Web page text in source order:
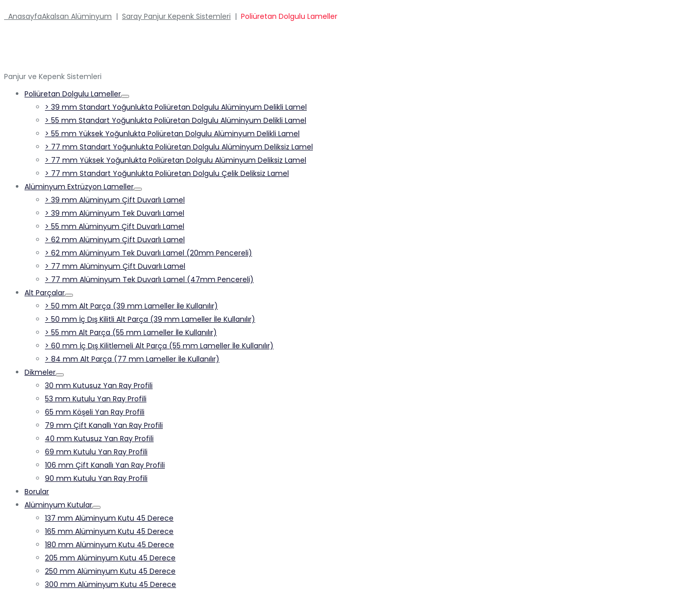
AnasayfaAkalsan Alüminyum | Saray Panjur Kepenk Sistemleri | Poliüretan Dolgulu Lameller
Panjur ve Kepenk Sistemleri
Poliüretan Dolgulu Lameller
> 39 mm Standart Yoğunlukta Poliüretan Dolgulu Alüminyum Delikli Lamel
> 55 mm Standart Yoğunlukta Poliüretan Dolgulu Alüminyum Delikli Lamel
> 55 mm Yüksek Yoğunlukta Poliüretan Dolgulu Alüminyum Delikli Lamel
> 77 mm Standart Yoğunlukta Poliüretan Dolgulu Alüminyum Deliksiz Lamel
> 77 mm Yüksek Yoğunlukta Poliüretan Dolgulu Alüminyum Deliksiz Lamel
> 77 mm Standart Yoğunlukta Poliüretan Dolgulu Çelik Deliksiz Lamel
Alüminyum Extrüzyon Lameller
> 39 mm Alüminyum Çift Duvarlı Lamel
> 39 mm Alüminyum Tek Duvarlı Lamel
> 55 mm Alüminyum Çift Duvarlı Lamel
> 62 mm Alüminyum Çift Duvarlı Lamel
> 62 mm Alüminyum Tek Duvarlı Lamel (20mm Pencereli)
> 77 mm Alüminyum Çift Duvarlı Lamel
> 77 mm Alüminyum Tek Duvarlı Lamel (47mm Pencereli)
Alt Parçalar
> 50 mm Alt Parça (39 mm Lameller İle Kullanılır)
> 50 mm İç Dış Kilitli Alt Parça (39 mm Lameller İle Kullanılır)
> 55 mm Alt Parça (55 mm Lameller İle Kullanılır)
> 60 mm İç Dış Kilitlemeli Alt Parça (55 mm Lameller İle Kullanılır)
> 84 mm Alt Parça (77 mm Lameller İle Kullanılır)
Dikmeler
30 mm Kutusuz Yan Ray Profili
53 mm Kutulu Yan Ray Profili
65 mm Köşeli Yan Ray Profili
79 mm Çift Kanallı Yan Ray Profili
40 mm Kutusuz Yan Ray Profili
69 mm Kutulu Yan Ray Profili
106 mm Çift Kanallı Yan Ray Profili
90 mm Kutulu Yan Ray Profili
Borular
Alüminyum Kutular
137 mm Alüminyum Kutu 45 Derece
165 mm Alüminyum Kutu 45 Derece
180 mm Alüminyum Kutu 45 Derece
205 mm Alüminyum Kutu 45 Derece
250 mm Alüminyum Kutu 45 Derece
300 mm Alüminyum Kutu 45 Derece